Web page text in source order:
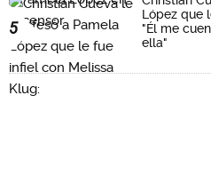
5
López que
"Él me
ella"